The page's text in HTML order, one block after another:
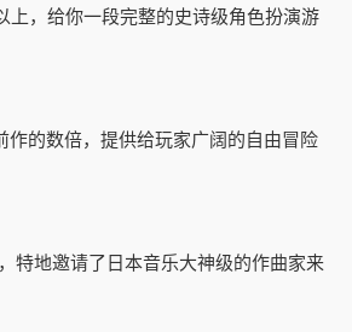
上，给你一段完整的史诗级角色扮演游
作的数倍，提供给玩家广阔的自由冒险
特地邀请了日本音乐大神级的作曲家来